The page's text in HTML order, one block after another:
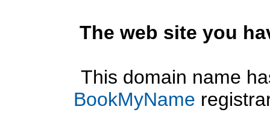
The web site you
This domain name
BookMyName